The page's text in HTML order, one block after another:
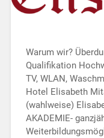
Warum wir?
Qualifikation
TV, WLAN,
Hotel Elisabeth
(wahlweise)
AKADEMIE-